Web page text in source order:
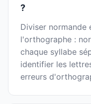
?
Diviser normande
l'orthographe :
chaque syllabe
identifier les
erreurs